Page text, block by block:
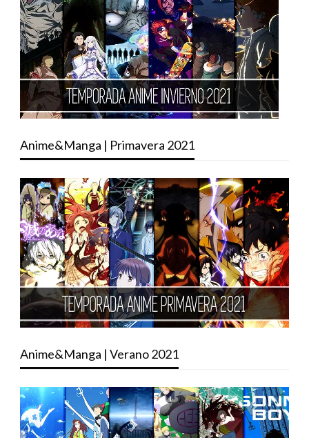
Anime&Manga | Primavera 2021
Anime&Manga | Verano 2021